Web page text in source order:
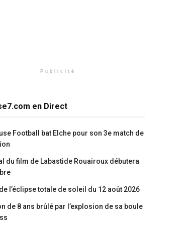
Publicité
en Direct
Football bat Elche pour son 3e match de
du film de Labastide Rouairoux débutera
l’éclipse totale de soleil du 12 août 2026
de 8 ans brûlé par l’explosion de sa boule